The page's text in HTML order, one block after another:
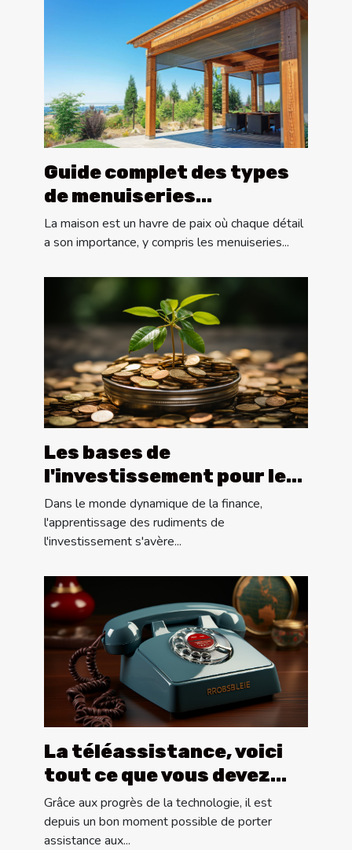
Guide complet des types
de menuiseries
extérieures : pergolas,
portes et volets
La maison est un havre de paix où chaque détail
a son importance, y compris les menuiseries...
Les bases de
l'investissement pour les
débutants
Dans le monde dynamique de la finance,
l'apprentissage des rudiments de
l'investissement s'avère...
La téléassistance, voici
tout ce que vous devez
savoir !
Grâce aux progrès de la technologie, il est
depuis un bon moment possible de porter
assistance aux...